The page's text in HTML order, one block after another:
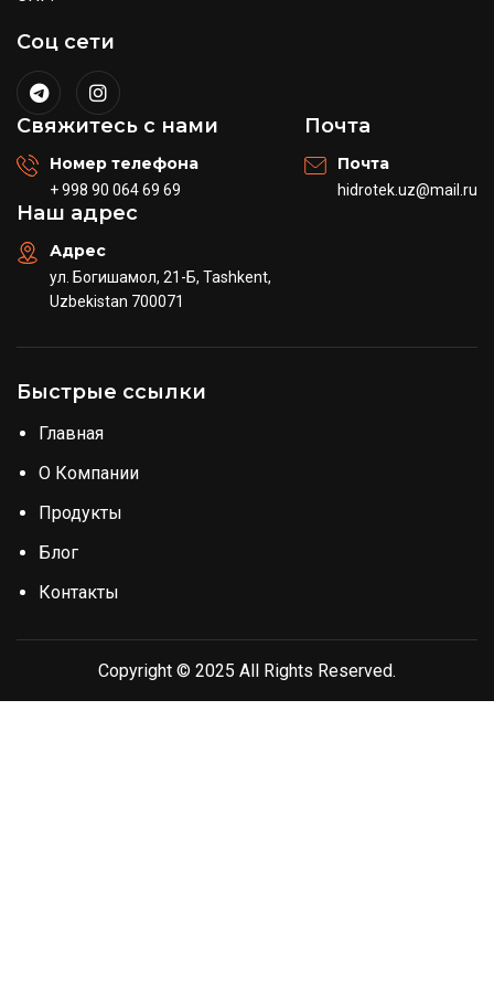
Соц сети
Свяжитесь с нами
Номер телефона
+ 998 90 064 69 69
Почта
Почта
hidrotek.uz@mail.ru
Наш адрес
Адрес
ул. Богишамол, 21-Б, Tashkent,
Uzbekistan 700071
Быстрые ссылки
Главная
О Компании
Продукты
Блог
Контакты
Copyright © 2025 All Rights Reserved.